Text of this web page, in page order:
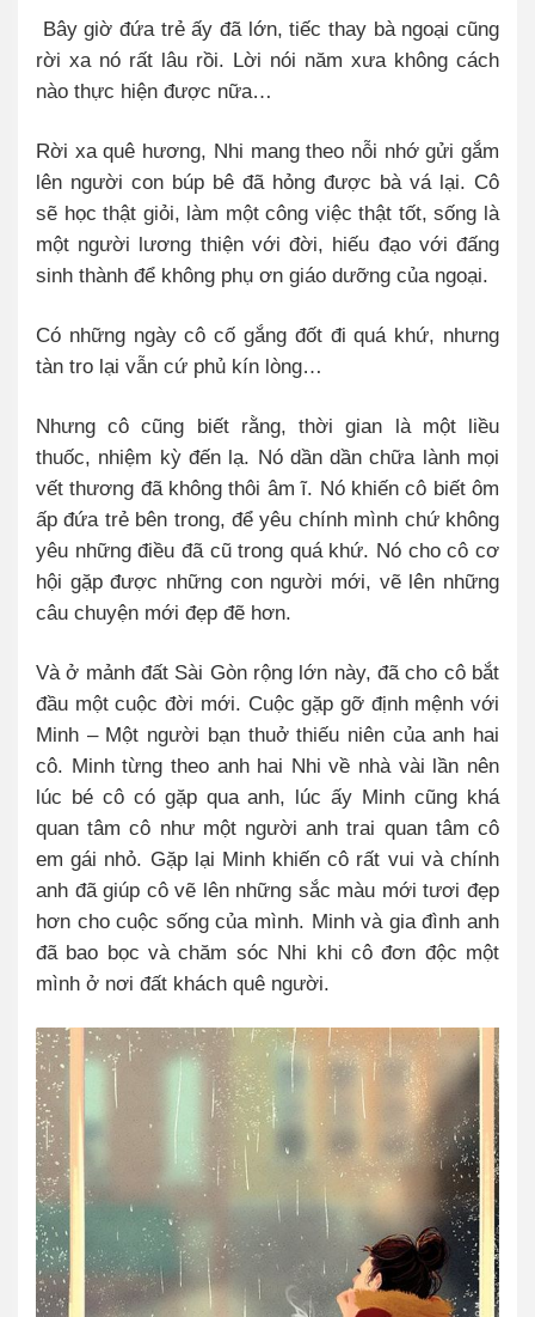
Bây giờ đứa trẻ ấy đã lớn, tiếc thay bà ngoại cũng
rời xa nó rất lâu rồi. Lời nói năm xưa không cách
nào thực hiện được nữa…
Rời xa quê hương, Nhi mang theo nỗi nhớ gửi gắm
lên người con búp bê đã hỏng được bà vá lại. Cô
sẽ học thật giỏi, làm một công việc thật tốt, sống là
một người lương thiện với đời, hiếu đạo với đấng
sinh thành để không phụ ơn giáo dưỡng của ngoại.
Có những ngày cô cố gắng đốt đi quá khứ, nhưng
tàn tro lại vẫn cứ phủ kín lòng…
Nhưng cô cũng biết rằng, thời gian là một liều
thuốc, nhiệm kỳ đến lạ. Nó dần dần chữa lành mọi
vết thương đã không thôi âm ĩ. Nó khiến cô biết ôm
ấp đứa trẻ bên trong, để yêu chính mình chứ không
yêu những điều đã cũ trong quá khứ. Nó cho cô cơ
hội gặp được những con người mới, vẽ lên những
câu chuyện mới đẹp đẽ hơn.
Và ở mảnh đất Sài Gòn rộng lớn này, đã cho cô bắt
đầu một cuộc đời mới. Cuộc gặp gỡ định mệnh với
Minh – Một người bạn thuở thiếu niên của anh hai
cô. Minh từng theo anh hai Nhi về nhà vài lần nên
lúc bé cô có gặp qua anh, lúc ấy Minh cũng khá
quan tâm cô như một người anh trai quan tâm cô
em gái nhỏ. Gặp lại Minh khiến cô rất vui và chính
anh đã giúp cô vẽ lên những sắc màu mới tươi đẹp
hơn cho cuộc sống của mình. Minh và gia đình anh
đã bao bọc và chăm sóc Nhi khi cô đơn độc một
mình ở nơi đất khách quê người.